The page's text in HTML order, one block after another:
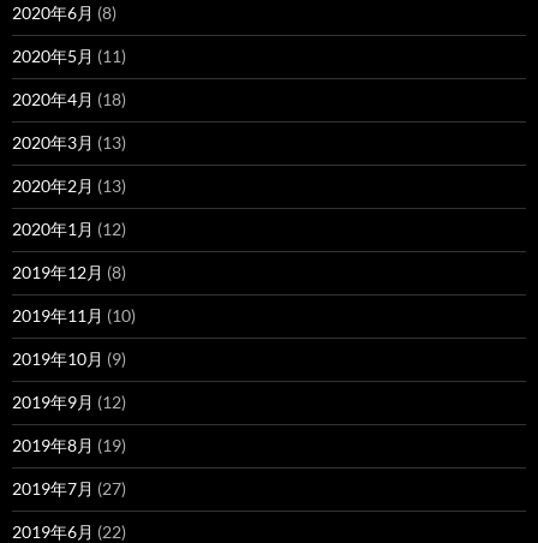
2020年6月 (8)
2020年5月 (11)
2020年4月 (18)
2020年3月 (13)
2020年2月 (13)
2020年1月 (12)
2019年12月 (8)
2019年11月 (10)
2019年10月 (9)
2019年9月 (12)
2019年8月 (19)
2019年7月 (27)
2019年6月 (22)